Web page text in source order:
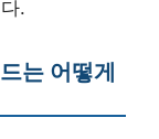
.
는 어떻게